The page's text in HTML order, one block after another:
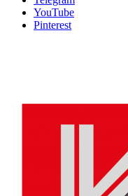
YouTube
Pinterest